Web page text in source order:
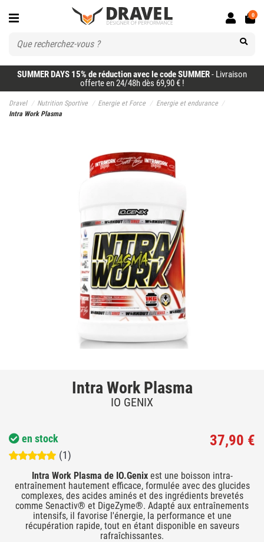
SUMMER DAYS 15% de réduction avec le code SUMMER- Livraison
offerte en 24/48h dès 69,90 € !
0
Dravel Nutrition Sportive Energie et Force
Energie et endurance
Intra Work Plasma
Intra Work Plasma
IO GENIX
(1)
37,90 €
Intra Work Plasma de IO.Genixest une boisson intra-
entraînement hautement efficace, formulée avec des glucides
complexes, des acides aminés et des ingrédients brevetés
comme Senactiv® et DigeZyme®. Adapté aux entraînements
intensifs, il favorise l'énergie, la performance et une
récupération rapide, tout en étant disponible en saveurs
rafraîchissantes.
en stock